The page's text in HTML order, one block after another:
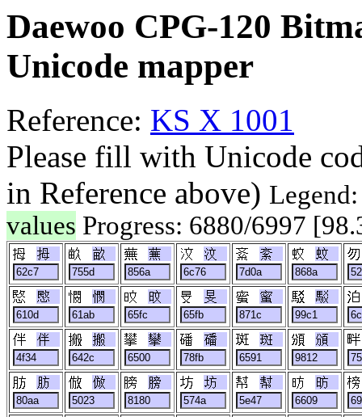
Daewoo CPG-120
Unicode mapper
Reference: KS X 1001
Please fill with Unicode
in Reference above)
values Progress: 6880/6997
拇 畝 蕪 汶 紊 蚊
愍 憫 旼 旻 蜜 駁
伴 搬 攀 磻 斑 頒
肪 倣 膀 坊 幇 昉